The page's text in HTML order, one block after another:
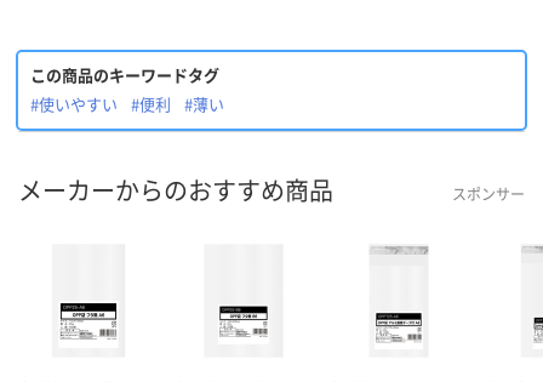
この商品のキーワードタグ
#使いやすい
#便利 #薄い
メーカーからのおすすめ商品 スポンサー